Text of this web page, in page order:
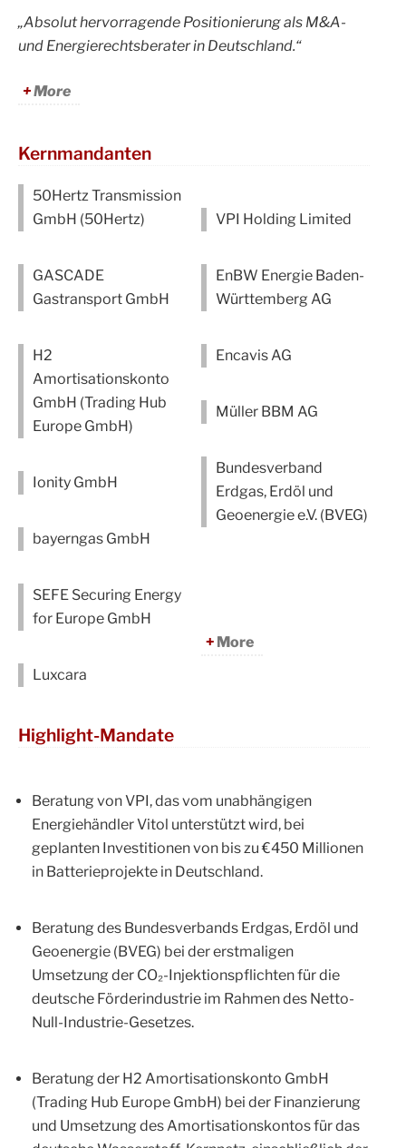
„Absolut hervorragende Positionierung als M&A-
und Energierechtsberater in Deutschland.“
More
Kernmandanten
50Hertz Transmission
GmbH (50Hertz)
GASCADE
Gastransport GmbH
H2
Amortisationskonto
GmbH (Trading Hub
Europe GmbH)
Ionity GmbH
bayerngas GmbH
SEFE Securing Energy
for Europe GmbH
Luxcara
VPI Holding Limited
EnBW Energie Baden-
Württemberg AG
Encavis AG
Müller BBM AG
Bundesverband
Erdgas, Erdöl und
Geoenergie e.V. (BVEG)
More
Highlight-Mandate
Beratung von VPI, das vom unabhängigen
Energiehändler Vitol unterstützt wird, bei
geplanten Investitionen von bis zu €450 Millionen
in Batterieprojekte in Deutschland.
Beratung des Bundesverbands Erdgas, Erdöl und
Geoenergie (BVEG) bei der erstmaligen
Umsetzung der CO₂-Injektionspflichten für die
deutsche Förderindustrie im Rahmen des Netto-
Null-Industrie-Gesetzes.
Beratung der H2 Amortisationskonto GmbH
(Trading Hub Europe GmbH) bei der Finanzierung
und Umsetzung des Amortisationskontos für das